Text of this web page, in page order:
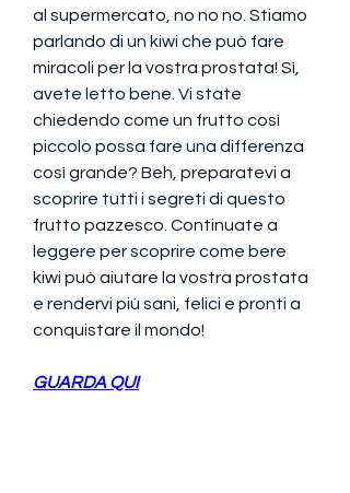
al supermercato, no no no. Stiamo
parlando di un kiwi che può fare
miracoli per la vostra prostata! Sì,
avete letto bene. Vi state
chiedendo come un frutto così
piccolo possa fare una differenza
così grande? Beh, preparatevi a
scoprire tutti i segreti di questo
frutto pazzesco. Continuate a
leggere per scoprire come bere
kiwi può aiutare la vostra prostata
e rendervi più sani, felici e pronti a
conquistare il mondo!
GUARDA QUI